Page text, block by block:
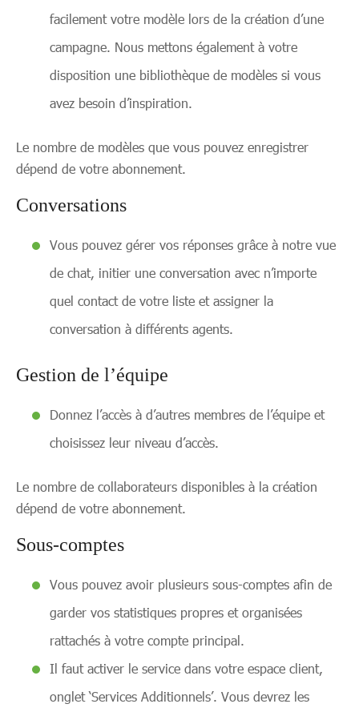
facilement votre modèle lors de la création d’une
campagne. Nous mettons également à votre
disposition une bibliothèque de modèles si vous
avez besoin d’inspiration.
Le nombre de modèles que vous pouvez enregistrer
dépend de votre abonnement.
Conversations
Vous pouvez gérer vos réponses grâce à notre vue
de chat, initier une conversation avec n’importe
quel contact de votre liste et assigner la
conversation à différents agents.
Gestion de l’équipe
Donnez l’accès à d’autres membres de l’équipe et
choisissez leur niveau d’accès.
Le nombre de collaborateurs disponibles à la création
dépend de votre abonnement.
Sous-comptes
Vous pouvez avoir plusieurs sous-comptes afin de
garder vos statistiques propres et organisées
rattachés à votre compte principal.
Il faut activer le service dans votre espace client,
onglet ‘Services Additionnels’. Vous devrez les